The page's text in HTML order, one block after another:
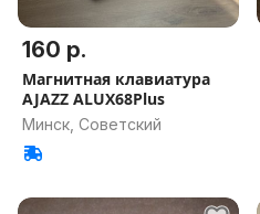
160 р.
Магнитная клавиатура
AJAZZ ALUX68Plus
Минск, Советский